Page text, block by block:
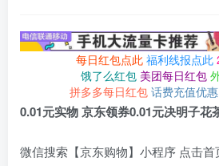
每日红包点此 福利线报点此
饿了么红包 美团每日红包
拼多多每日红包 话费充值优惠
0.01元实物 京东领券0.01元决明子花
微信搜索【京东购物】小程序 点击